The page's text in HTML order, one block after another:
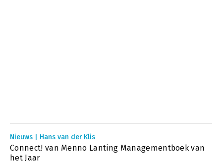
Nieuws | Hans van der Klis
Connect! van Menno Lanting Managementboek van
het Jaar